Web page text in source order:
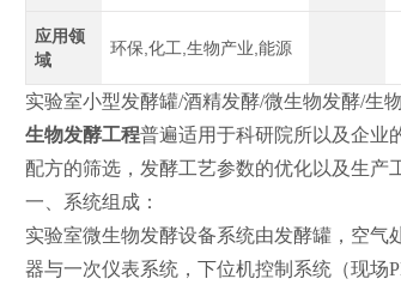
应用领
域
环保,化工,生物产业,能源
实验室小型发酵罐/酒精发酵/微生物发酵/生
生物发酵工程普遍适用于科研院所以及企业
配方的筛选，发酵工艺参数的优化以及生产
一、系统组成：
实验室微生物发酵设备系统由发酵罐，空
器与一次仪表系统，下位机控制系统（现场